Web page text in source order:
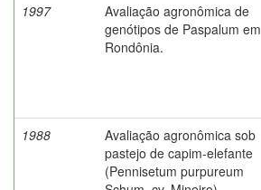
1997
Avaliação agronômica de
genótipos de Paspalum em
Rondônia.
1988
Avaliação agronômica sob
pastejo de capim-elefante
(Pennisetum purpureum